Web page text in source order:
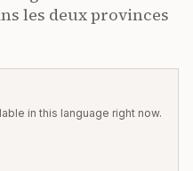
les deux provinces
in this language right now.